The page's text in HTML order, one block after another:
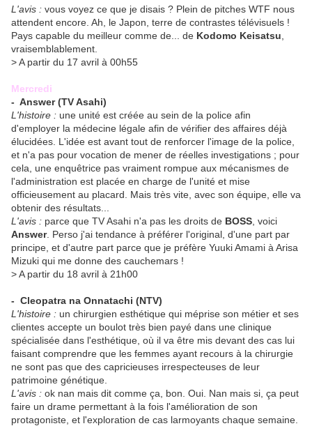
L'avis : vous voyez ce que je disais ? Plein de pitches WTF nous
attendent encore. Ah, le Japon, terre de contrastes télévisuels !
Pays capable du meilleur comme de... de Kodomo Keisatsu
vraisemblablement.
> A partir du 17 avril à 00h55
Mercredi
- Answer(TV Asahi)
L'histoire : une unité est créée au sein de la police afin
d'employer la médecine légale afin de vérifier des affaires déjà
élucidées. L'idée est avant tout de renforcer l'image de la police,
et n'a pas pour vocation de mener de réelles investigations ; pour
cela, une enquêtrice pas vraiment rompue aux mécanismes de
l'administration est placée en charge de l'unité et mise
officieusement au placard. Mais très vite, avec son équipe, elle va
obtenir des résultats...
L'avis : parce que TV Asahi n'a pas les droits de BOSS , voici
Answer. Perso j'ai tendance à préférer l'original, d'une part par
principe, et d'autre part parce que je préfère Yuuki Amami à Arisa
Mizuki qui me donne des cauchemars !
> A partir du 18 avril à 21h00
- Cleopatra na Onnatachi (NTV)
L'histoire : un chirurgien esthétique qui méprise son métier et ses
clientes accepte un boulot très bien payé dans une clinique
spécialisée dans l'esthétique, où il va être mis devant des cas lui
faisant comprendre que les femmes ayant recours à la chirurgie
ne sont pas que des capricieuses irrespecteuses de leur
patrimoine génétique.
L'avis : ok nan mais dit comme ça, bon. Oui. Nan mais si, ça peut
faire un drame permettant à la fois l'amélioration de son
protagoniste, et l'exploration de cas larmoyants chaque semaine.